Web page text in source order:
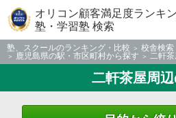
オリコン顧客満足度ランキ
塾・学習塾 検索
塾、スクールのランキング・比較
校舎検索
鹿児島県の駅・市区町村から探す
二軒
二軒茶屋周